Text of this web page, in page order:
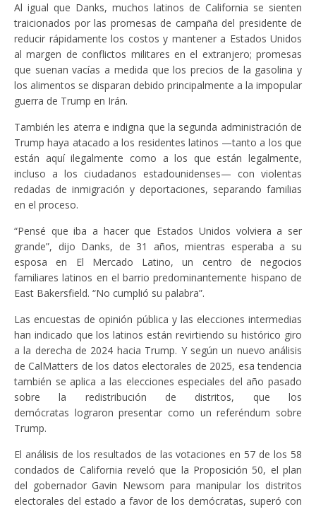
Al igual que Danks, muchos latinos de California se sienten
traicionados por las promesas de campaña del presidente de
reducir rápidamente los costos y mantener a Estados Unidos
al margen de conflictos militares en el extranjero; promesas
que suenan vacías a medida que los precios de la gasolina y
los alimentos se disparan debido principalmente a la impopular
guerra de Trump en Irán.
También les aterra e indigna que la segunda administración de
Trump haya atacado a los residentes latinos —tanto a los que
están aquí ilegalmente como a los que están legalmente,
incluso a los ciudadanos estadounidenses— con violentas
redadas de inmigración y deportaciones, separando familias
en el proceso.
“Pensé que iba a hacer que Estados Unidos volviera a ser
grande”, dijo Danks, de 31 años, mientras esperaba a su
esposa en El Mercado Latino, un centro de negocios
familiares latinos en el barrio predominantemente hispano de
East Bakersfield. “No cumplió su palabra”.
Las encuestas de opinión pública y las elecciones intermedias
han indicado que los latinos están revirtiendo su histórico giro
a la derecha de 2024 hacia Trump. Y según un nuevo análisis
de CalMatters de los datos electorales de 2025, esa tendencia
también se aplica a las elecciones especiales del año pasado
sobre la redistribución de distritos, que los
demócratas lograron presentar como un referéndum sobre
Trump.
El análisis de los resultados de las votaciones en 57 de los 58
condados de California reveló que la Proposición 50, el plan
del gobernador Gavin Newsom para manipular los distritos
electorales del estado a favor de los demócratas, superó con